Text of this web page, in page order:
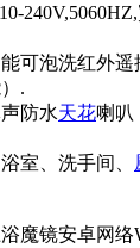
可泡洗红外
.
防水天花喇叭
室、洗手间、
魔镜安卓网